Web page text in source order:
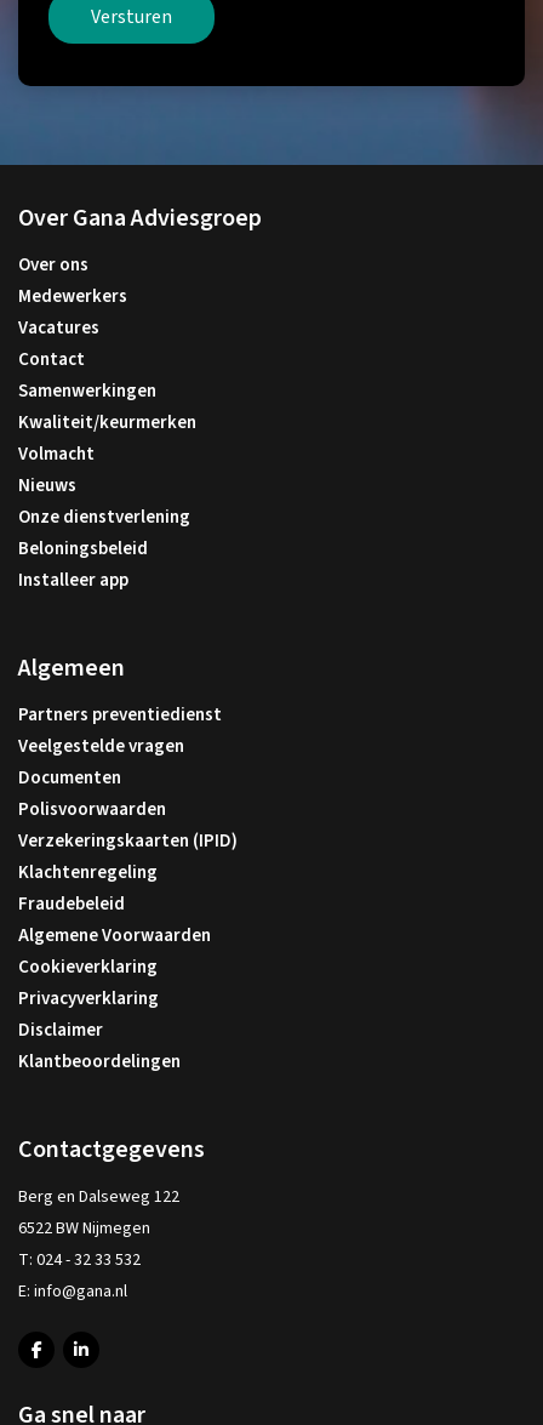
Versturen
Over Gana Adviesgroep
Over ons
Medewerkers
Vacatures
Contact
Samenwerkingen
Kwaliteit/keurmerken
Volmacht
Nieuws
Onze dienstverlening
Beloningsbeleid
Installeer app
Algemeen
Partners preventiedienst
Veelgestelde vragen
Documenten
Polisvoorwaarden
Verzekeringskaarten (IPID)
Klachtenregeling
Fraudebeleid
Algemene Voorwaarden
Cookieverklaring
Privacyverklaring
Disclaimer
Klantbeoordelingen
Contactgegevens
Berg en Dalseweg 122
6522 BW Nijmegen
T: 024 - 32 33 532
E: info@gana.nl
Ga snel naar